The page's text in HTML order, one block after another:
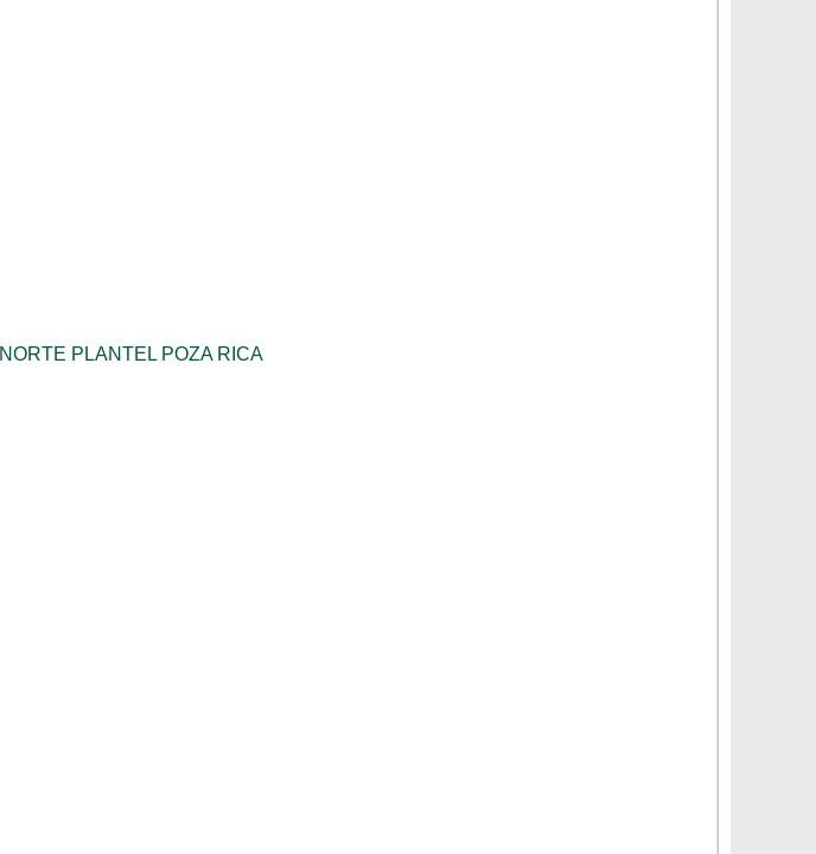
PLANTEL POZA RICA